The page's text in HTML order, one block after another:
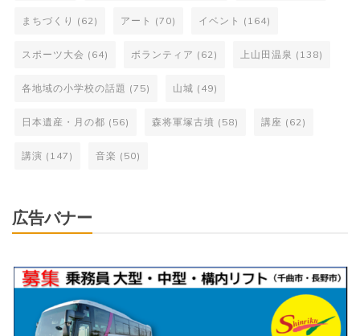
まちづくり (62) アート (70) イベント (164)
スポーツ大会 (64) ボランティア (62) 上山田温泉 (138)
各地域の小学校の話題 (75) 山城 (49)
日本遺産・月の都 (56) 森将軍塚古墳 (58) 講座 (62)
講演 (147) 音楽 (50)
広告バナー